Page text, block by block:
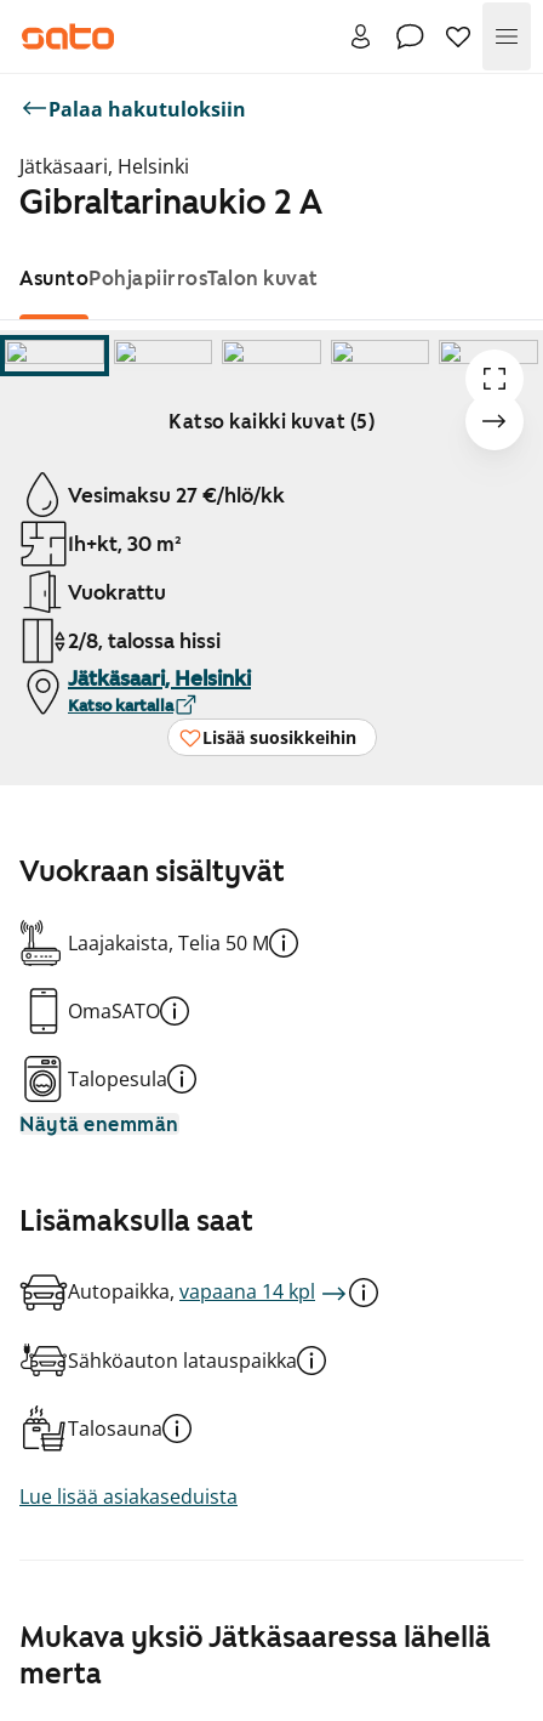
Palaa hakutuloksiin
Jätkäsaari, Helsinki
Gibraltarinaukio 2 A
AsuntoPohjapiirrosTalon kuvat
Katso kaikki kuvat (5)
Näytetään dia 1 / 5
Vesimaksu 27 €/hlö/kk
1h+kt, 30 m²
Vuokrattu
2/8, talossa hissi
Jätkäsaari, Helsinki
Katso kartalla
Lisää suosikkeihin
Mukava yksiö Jätkäsaaressa lähellä
merta
Vuokraan sisältyvät
Laajakaista, Telia 50 M
OmaSATO
Talopesula
Näytä enemmän
Lisämaksulla saat
Autopaikka, vapaana 14 kpl
Sähköauton latauspaikka
Talosauna
Lue lisää asiakaseduista